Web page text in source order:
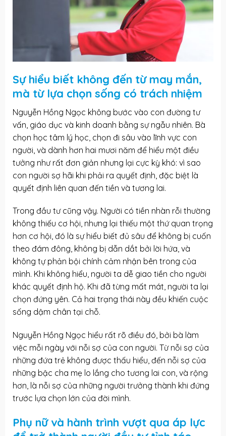
Sự hiểu biết không đến từ may mắn,
mà từ lựa chọn sống có trách nhiệm
Nguyễn Hồng Ngọc không bước vào con đường tư
vấn, giáo dục và kinh doanh bằng sự ngẫu nhiên. Bà
chọn học tâm lý học, chọn đi sâu vào lĩnh vực con
người, và dành hơn hai mươi năm để hiểu một điều
tưởng như rất đơn giản nhưng lại cực kỳ khó: vì sao
con người sợ hãi khi phải ra quyết định, đặc biệt là
quyết định liên quan đến tiền và tương lai.
Trong đầu tư cũng vậy. Người có tiền nhàn rỗi thường
không thiếu cơ hội, nhưng lại thiếu một thứ quan trọng
hơn cơ hội, đó là sự hiểu biết đủ sâu để không bị cuốn
theo đám đông, không bị dẫn dắt bởi lời hứa, và
không tự phản bội chính cảm nhận bên trong của
mình. Khi không hiểu, người ta dễ giao tiền cho người
khác quyết định hộ. Khi đã từng mất mát, người ta lại
chọn đứng yên. Cả hai trạng thái này đều khiến cuộc
sống dậm chân tại chỗ.
Nguyễn Hồng Ngọc hiểu rất rõ điều đó, bởi bà làm
việc mỗi ngày với nỗi sợ của con người. Từ nỗi sợ của
những đứa trẻ không được thấu hiểu, đến nỗi sợ của
những bậc cha mẹ lo lắng cho tương lai con, và rộng
hơn, là nỗi sợ của những người trưởng thành khi đứng
trước lựa chọn lớn của đời mình.
Phụ nữ và hành trình vượt qua áp lực